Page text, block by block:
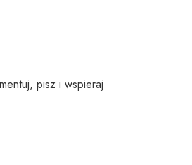
pisz i wspieraj